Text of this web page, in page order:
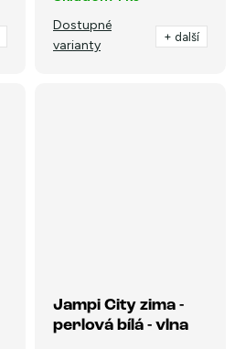
Dostupné
varianty
+ další
Jampi City zima -
perlová bílá - vlna